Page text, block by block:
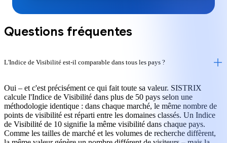
Questions fréquentes
L'Indice de Visibilité est-il comparable dans tous les pays ?
Oui – et c'est précisément ce qui fait toute sa valeur. SISTRIX
calcule l'Indice de Visibilité dans plus de 50 pays selon une
méthodologie identique : dans chaque marché, le même nombre de
points de visibilité est réparti entre les domaines classés. Un Indice
de Visibilité de 10 signifie la même visibilité dans chaque pays.
Comme les tailles de marché et les volumes de recherche diffèrent,